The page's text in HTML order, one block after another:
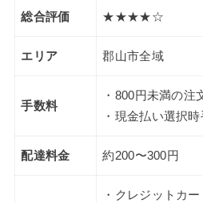
総合評価 ★★★★☆
エリア 郡山市全域
手数料
・800円未満の注
・現金払い選択
配達料金 約200〜300円
・クレジットカー